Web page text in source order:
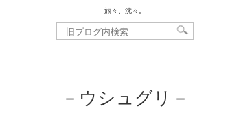
旅々、沈々。
－ウシュグリ－